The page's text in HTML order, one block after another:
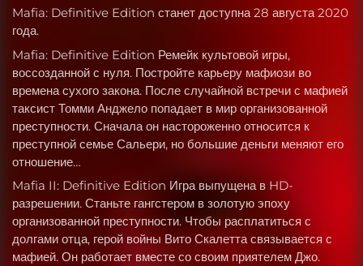
Mafia: Definitive Edition станет доступна 28 августа 2020
года.
Mafia: Definitive Edition Ремейк культовой игры,
воссозданной с нуля. Постройте карьеру мафиози во
времена сухого закона. После случайной встречи с мафией
таксист Томми Анджело попадает в мир организованной
преступности. Сначала он настороженно относится к
преступной семье Сальери, но большие деньги меняют его
отношение…
Mafia II: Definitive Edition Игра выпущена в HD-
разрешении. Станьте гангстером в золотую эпоху
организованной преступности. Чтобы расплатиться с
долгами отца, герой войны Вито Скалетта связывается с
мафией. Он работает вместе со своим приятелем Джо.